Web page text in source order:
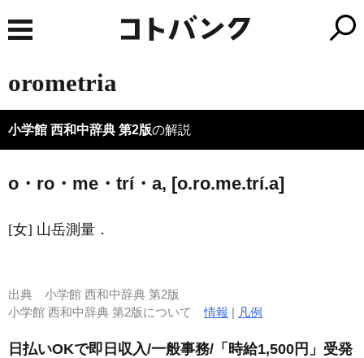
orometria
小学館 西和中辞典 第2版の解説
o・ro・me・trí・a, [o.ro.me.trí.a]
[女] 山岳測量．
出典 小学館 西和中辞典 第2版
小学館 西和中辞典 第2版について情報 | 凡例
日払いOKで即日収入/一般事務/「時給1,500円」受発